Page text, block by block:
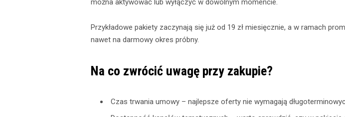
można aktywować lub wyłączyć w dowolnym momencie.
Przykładowe pakiety zaczynają się już od 19 zł miesięcznie, a w ramach
nawet na darmowy okres próbny.
Na co zwrócić uwagę przy zakupie?
Czas trwania umowy – najlepsze oferty nie wymagają